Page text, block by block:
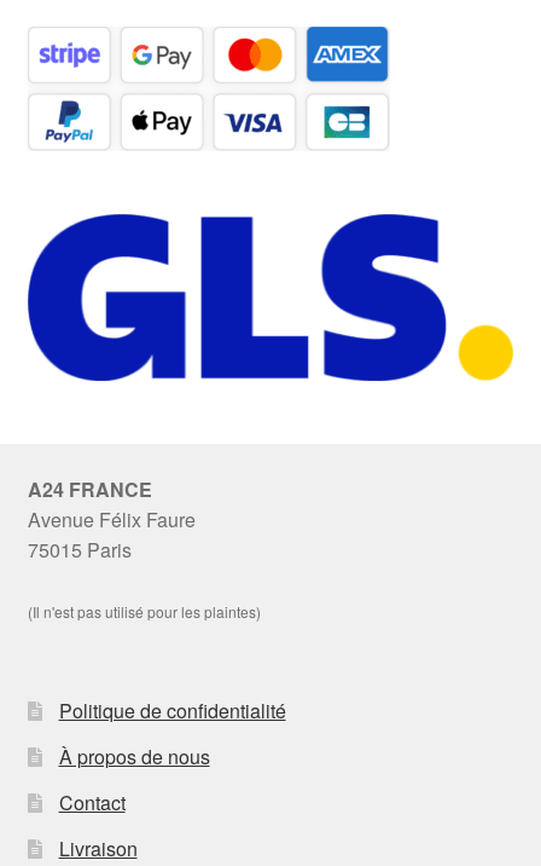
A24 FRANCE
Avenue Félix Faure
75015 Paris
(Il n'est pas utilisé pour les plaintes)
Politique de confidentialité
À propos de nous
Contact
Livraison